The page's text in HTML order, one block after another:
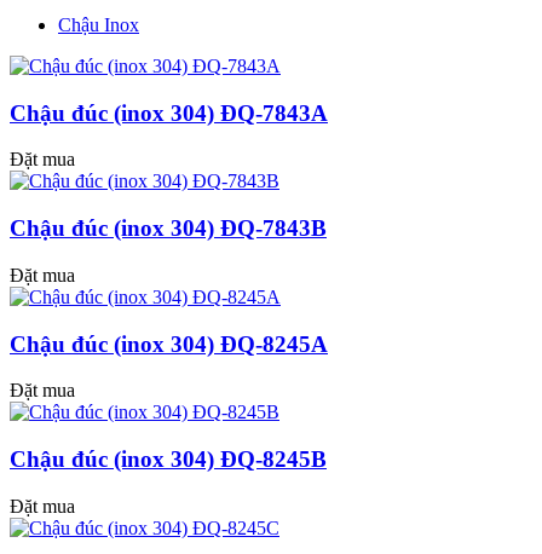
Chậu Inox
Chậu đúc (inox 304) ĐQ-7843A
Đặt mua
Chậu đúc (inox 304) ĐQ-7843B
Đặt mua
Chậu đúc (inox 304) ĐQ-8245A
Đặt mua
Chậu đúc (inox 304) ĐQ-8245B
Đặt mua